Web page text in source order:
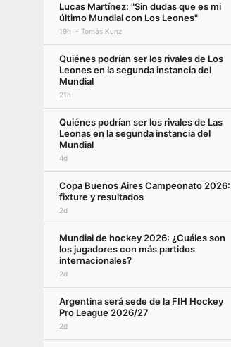
Lucas Martínez: "Sin dudas que es mi
último Mundial con Los Leones"
19h Tomás Kunz
Quiénes podrían ser los rivales de Los
Leones en la segunda instancia del
Mundial
21h
Quiénes podrían ser los rivales de Las
Leonas en la segunda instancia del
Mundial
4d
Copa Buenos Aires Campeonato 2026:
fixture y resultados
2d
Mundial de hockey 2026: ¿Cuáles son
los jugadores con más partidos
internacionales?
2d
Argentina será sede de la FIH Hockey
Pro League 2026/27
2d